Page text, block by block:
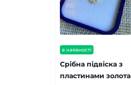
в наявності
Срібна підвіска з
пластинами золота